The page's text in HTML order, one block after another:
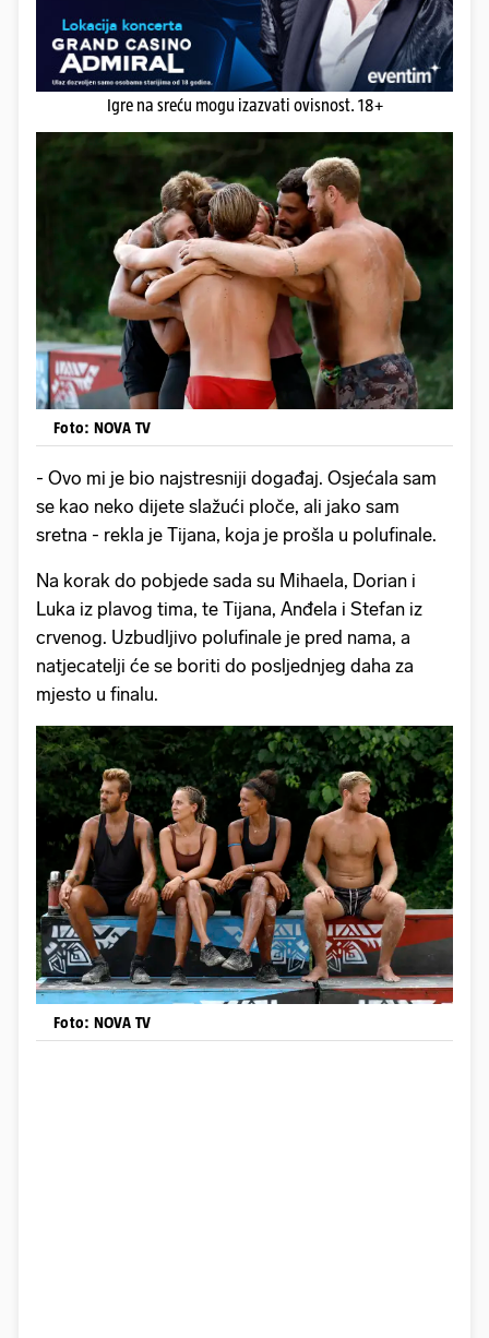
Igre na sreću mogu izazvati ovisnost. 18+
Foto: NOVA TV
- Ovo mi je bio najstresniji događaj. Osjećala sam
se kao neko dijete slažući ploče, ali jako sam
sretna - rekla je Tijana, koja je prošla u polufinale.
Na korak do pobjede sada su Mihaela, Dorian i
Luka iz plavog tima, te Tijana, Anđela i Stefan iz
crvenog. Uzbudljivo polufinale je pred nama, a
natjecatelji će se boriti do posljednjeg daha za
mjesto u finalu.
Foto: NOVA TV